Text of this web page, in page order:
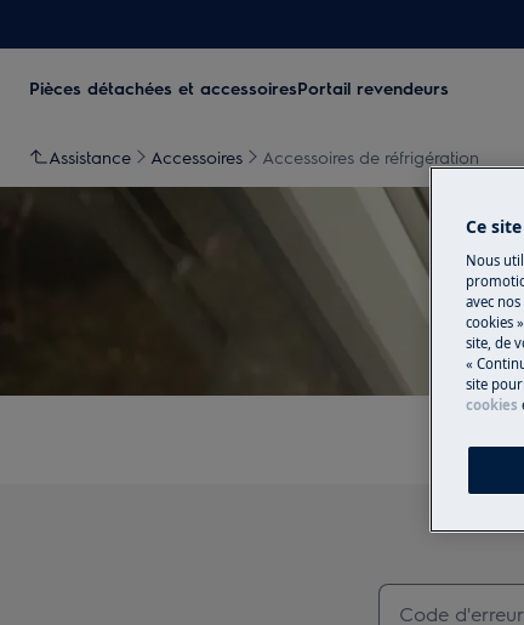
Pièces détachées et accessoiresPortail revendeurs
Assistance Accessoires Accessoires de réfrigération
Ce
Nous
avec
cookies
site, de
«
site
cookies